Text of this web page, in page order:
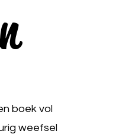
boek vol
weefsel